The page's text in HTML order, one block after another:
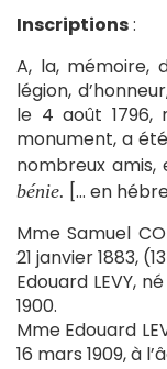
Inscriptions:
A, la, mémoire,
légion,
le 4 août 1796,
monument, a
nombreux amis,
bénie. [… en
Mme Samuel
21 janvier 1883,
Edouard LEVY,
1900.
Mme Edouard
16 mars 1909, à